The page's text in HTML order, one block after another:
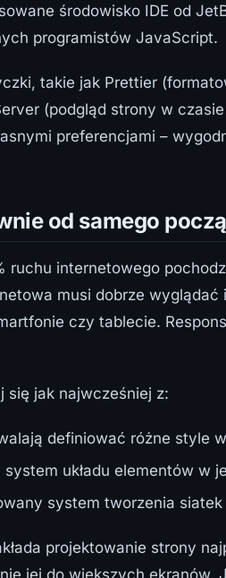
środowisko IDE od
programistów JavaScript.
takie jak Prettier
(podgląd strony w
preferencjami –
od samego
ruchu internetowego
musi dobrze wyglądać
czy tablecie.
się jak najwcześniej z:
definiować różne style
układu elementów w
system tworzenia
projektowanie strony